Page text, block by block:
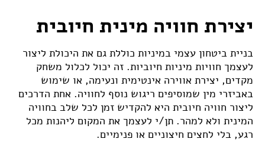
יצירת חוויה מינית חיובית
בניית ביטחון עצמי במיניות כוללת גם את היכולת ליצור
לעצמך חוויות מיניות חיוביות. זה יכול לכלול משחק
מקדים, יצירת אווירה אינטימית ונעימה, או שימוש
באביזרי מין שמוסיפים ריגוש נוסף לחוויה. אחת הדרכים
ליצור חוויה חיובית היא להקדיש זמן לכל שלב בחוויה
המינית ולא למהר. תן/י לעצמך את המקום ליהנות מכל
רגע, בלי לחצים חיצוניים או פנימיים.